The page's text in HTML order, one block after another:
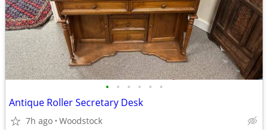
• • • • • •
Antique Roller Secretary Desk
7h ago Woodstock